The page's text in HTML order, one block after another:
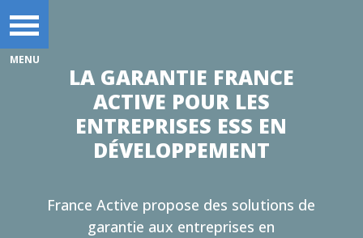
LA GARANTIE FRANCE
ACTIVE POUR LES
ENTREPRISES ESS EN
DÉVELOPPEMENT
France Active propose des solutions de
garantie aux entreprises en